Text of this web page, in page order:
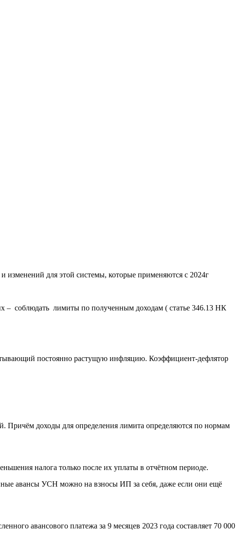
для этой системы, которые применяются с 2024г
– соблюдать лимиты по полученным доходам ( статье 346.13 НК
постоянно растущую инфляцию. Коэффициент-дефлятор
Причём доходы для определения лимита определяются по нормам
налога только после их уплаты в отчётном периоде.
авансы УСН можно на взносы ИП за себя, даже если они ещё
авансового платежа за 9 месяцев 2023 года составляет 70 000